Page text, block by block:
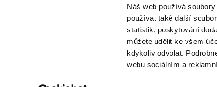
Náš web používá
používat také další
statistik, poskytování
můžete udělit ke všem
kdykoliv odvolat.
webu sociálním a